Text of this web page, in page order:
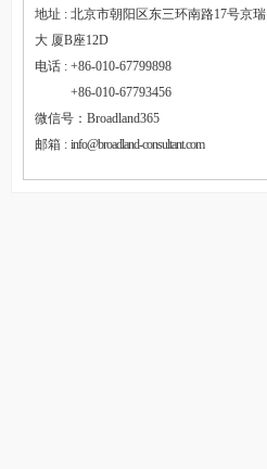
地址 : 北京市朝阳区东三环南路17号京瑞
大 厦B座12D
电话 : +86-010-67799898
+86-010-67793456
微信号：Broadland365
邮箱 : info@broadland-consultant.com